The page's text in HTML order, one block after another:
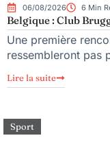
06/08/2026 6 Min
Belgique : Club
Une première
ressembleront pas
Lire la suite
Sport